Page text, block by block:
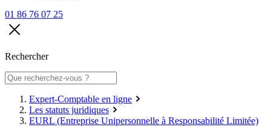
01 86 76 07 25
Rechercher
Expert-Comptable en ligne
Les statuts juridiques
EURL (Entreprise Unipersonnelle à Responsabilité Limitée)